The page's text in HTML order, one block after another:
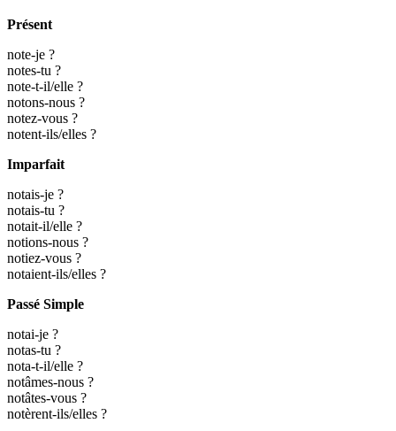
Présent
note-je ?
notes-tu ?
note-t-il/elle ?
notons-nous ?
notez-vous ?
notent-ils/elles ?
Imparfait
notais-je ?
notais-tu ?
notait-il/elle ?
notions-nous ?
notiez-vous ?
notaient-ils/elles ?
Passé Simple
notai-je ?
notas-tu ?
nota-t-il/elle ?
notâmes-nous ?
notâtes-vous ?
notèrent-ils/elles ?